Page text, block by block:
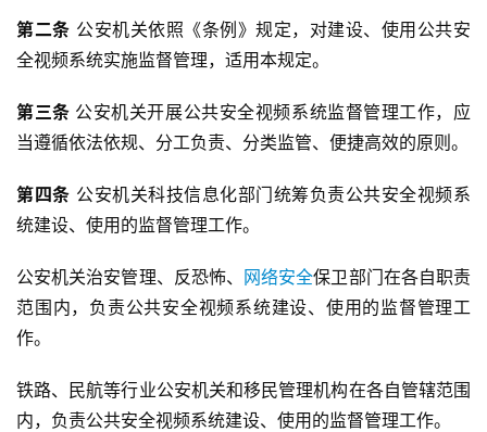
第二条 公安机关依照《条例》规定，对建设、使用公共安
全视频系统实施监督管理，适用本规定。
第三条 公安机关开展公共安全视频系统监督管理工作，应
当遵循依法依规、分工负责、分类监管、便捷高效的原则。
第四条 公安机关科技信息化部门统筹负责公共安全视频系
统建设、使用的监督管理工作。
公安机关治安管理、反恐怖、 网络安全保卫部门在各自职责
范围内，负责公共安全视频系统建设、使用的监督管理工
作。
铁路、民航等行业公安机关和移民管理机构在各自管辖范围
内，负责公共安全视频系统建设、使用的监督管理工作。